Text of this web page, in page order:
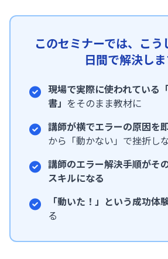
このセミナーでは、こう
日間で解決し
現場で実際に使われている
書」 をそのまま教材に
講師が横でエラーの原因を
から「動かない」で挫折しな
講師のエラー解決手順がそ
スキルになる
「動いた！」という成功体
る